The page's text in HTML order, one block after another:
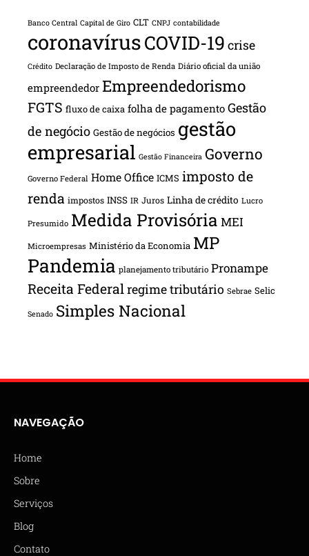
Banco Central Capital de Giro CLT CNPJ contabilidade
coronavírusCOVID-19 crise
Crédito Declaração de Imposto de Renda Diário oficial da união
empreendedor Empreendedorismo
FGTS fluxo de caixa folha de pagamento Gestão
de negócio Gestão de negócios gestão
empresarial Gestão Financeira Governo
Governo Federal Home Office ICMS imposto de
renda impostos INSS IR Juros Linha de crédito Lucro
Presumido Medida Provisória MEI
Microempresas Ministério da Economia MP
Pandemia planejamento tributário Pronampe
Receita Federalregime tributário Sebrae Selic
Senado Simples Nacional
NAVEGAÇÃO
Home
Sobre
Serviços
Blog
Contato